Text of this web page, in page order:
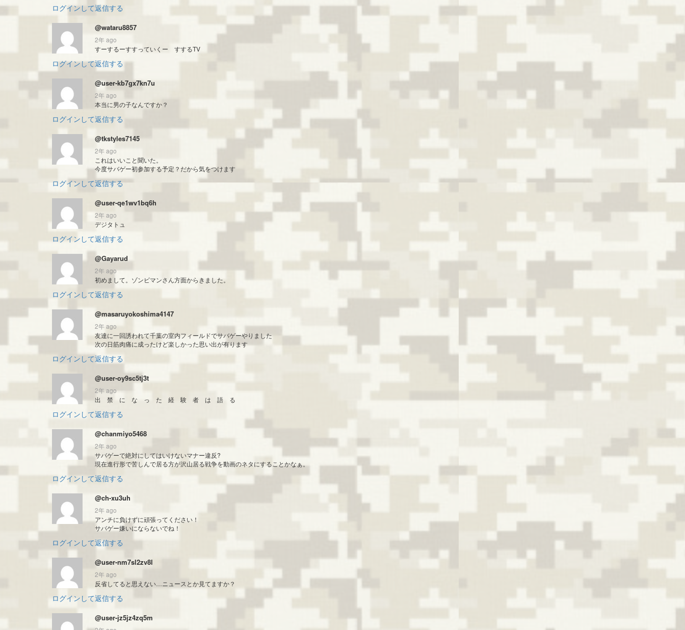
ログインして返信する
@wataru8857
2年 ago
すーするーすすっていくー すするTV
ログインして返信する
@user-kb7gx7kn7u
2年 ago
本当に男の子なんですか？
ログインして返信する
@tkstyles7145
2年 ago
これはいいこと聞いた。
今度サバゲー初参加する予定？だから気をつけます
ログインして返信する
@user-qe1wv1bq6h
2年 ago
デジタトュ
ログインして返信する
@Gayarud
2年 ago
初めまして。ゾンビマンさん方面からきました。
ログインして返信する
@masaruyokoshima4147
2年 ago
友達に一回誘われて千葉の室内フィールドでサバゲーやりました
次の日筋肉痛に成ったけど楽しかった思い出が有ります
ログインして返信する
@user-oy9sc5tj3t
2年 ago
出 禁 に な っ た 経 験 者 は 語 る
ログインして返信する
@chanmiyo5468
2年 ago
サバゲーで絶対にしてはいけないマナー違反?
現在進行形で苦しんで居る方が沢山居る戦争を動画のネタにすることかなぁ。
ログインして返信する
@ch-xu3uh
2年 ago
アンチに負けずに頑張ってください！
サバゲー嫌いにならないでね！
ログインして返信する
@user-nm7sl2zv8l
2年 ago
反省してると思えない…ニュースとか見てますか？
ログインして返信する
@user-jz5jz4zq5m